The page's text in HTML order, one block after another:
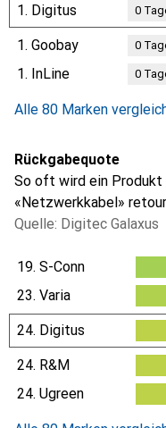
1. Digitus 0
1. Goobay 0
1. InLine 0
Alle 80 Marken
Rückgabequote
So oft wird ein Produkt
«Netzwerkkabel»
Quelle: Digitec Galaxus
19. S-Conn
23. Varia
24. Digitus
24. R&M
24. Ugreen